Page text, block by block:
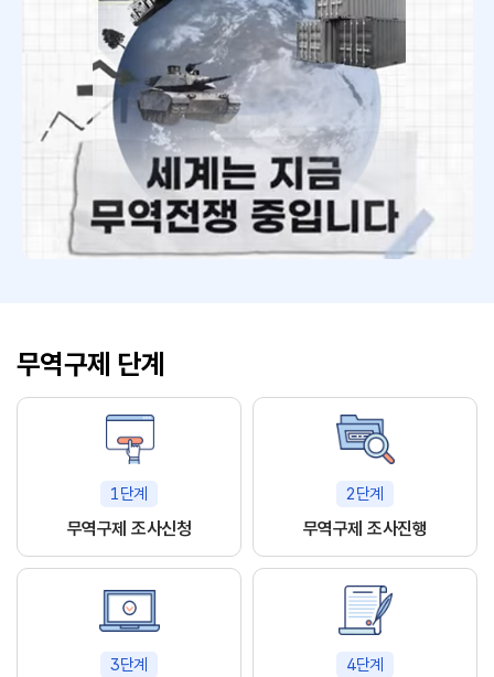
무역구제 단계
1단계
무역구제 조사신청
2단계
무역구제 조사진행
3단계 4단계